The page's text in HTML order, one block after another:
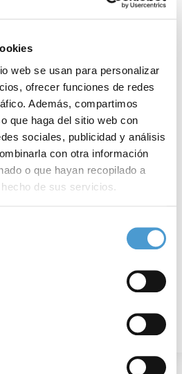
web se usan para personalizar
ofrecer funciones de redes
Además, compartimos
que haga del sitio web con
sociales, publicidad y análisis
con otra información
o que hayan recopilado a
de sus servicios.
y espera el...
DE INTERÉS